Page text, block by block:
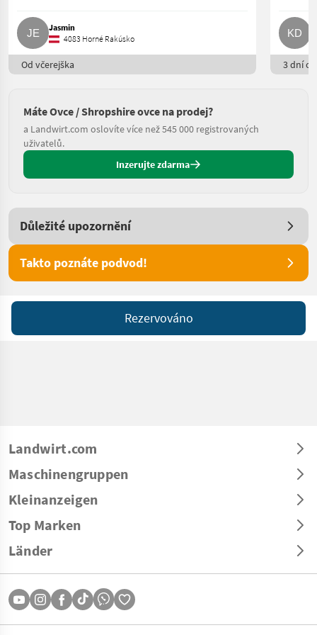
Jasmin
4083 Horné Rakúsko
Od včerejška 3 dní
Máte Ovce / Shropshire ovce na prodej?
a Landwirt.com oslovíte více než 545 000 registrovaných
uživatelů.
Inzerujte zdarma
Důležité upozornění
Takto poznáte podvod!
Rezervováno
Landwirt.com
Maschinengruppen
Kleinanzeigen
Top Marken
Länder